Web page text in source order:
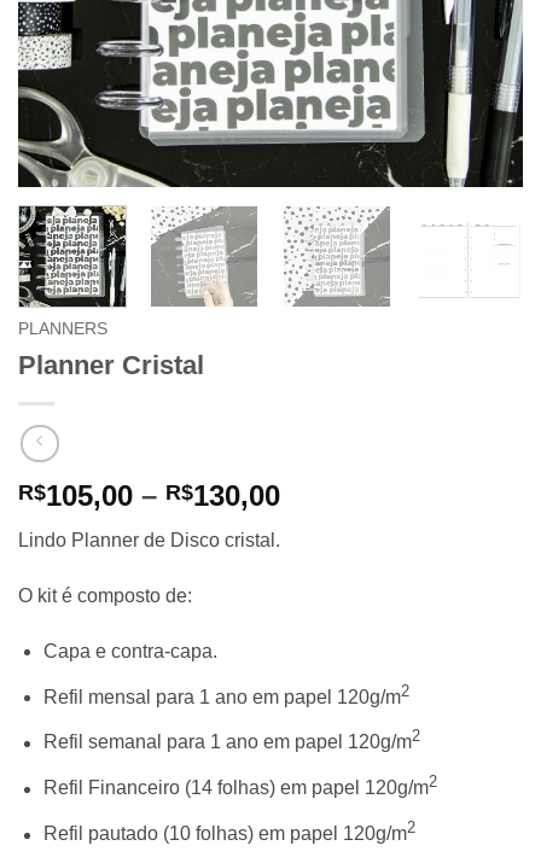
PLANNERS
Planner Cristal
R$105,00 – R$130,00Price
Lindo Planner de Disco cristal.
O kit é composto de:
Capa e contra-capa.
Refil mensal para 1 ano em papel 120g/m2
Refil semanal para 1 ano em papel 120g/m2
Refil Financeiro (14 folhas) em papel 120g/m2
Refil pautado (10 folhas) em papel 120g/m2